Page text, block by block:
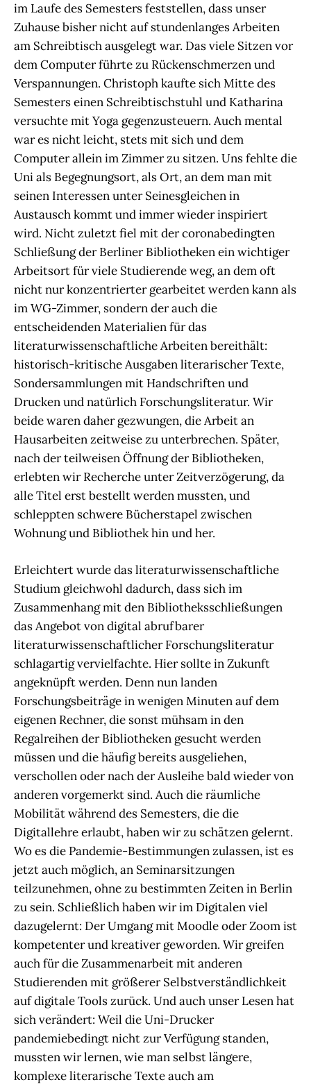
im Laufe des Semesters feststellen, dass unser
Zuhause bisher nicht auf stundenlanges Arbeiten
am Schreibtisch ausgelegt war. Das viele Sitzen vor
dem Computer führte zu Rückenschmerzen und
Verspannungen. Christoph kaufte sich Mitte des
Semesters einen Schreibtischstuhl und Katharina
versuchte mit Yoga gegenzusteuern. Auch mental
war es nicht leicht, stets mit sich und dem
Computer allein im Zimmer zu sitzen. Uns fehlte die
Uni als Begegnungsort, als Ort, an dem man mit
seinen Interessen unter Seinesgleichen in
Austausch kommt und immer wieder inspiriert
wird. Nicht zuletzt fiel mit der coronabedingten
Schließung der Berliner Bibliotheken ein wichtiger
Arbeitsort für viele Studierende weg, an dem oft
nicht nur konzentrierter gearbeitet werden kann als
im WG-Zimmer, sondern der auch die
entscheidenden Materialien für das
literaturwissenschaftliche Arbeiten bereithält:
historisch-kritische Ausgaben literarischer Texte,
Sondersammlungen mit Handschriften und
Drucken und natürlich Forschungsliteratur. Wir
beide waren daher gezwungen, die Arbeit an
Hausarbeiten zeitweise zu unterbrechen. Später,
nach der teilweisen Öffnung der Bibliotheken,
erlebten wir Recherche unter Zeitverzögerung, da
alle Titel erst bestellt werden mussten, und
schleppten schwere Bücherstapel zwischen
Wohnung und Bibliothek hin und her.
Erleichtert wurde das literaturwissenschaftliche
Studium gleichwohl dadurch, dass sich im
Zusammenhang mit den Bibliotheksschließungen
das Angebot von digital abrufbarer
literaturwissenschaftlicher Forschungsliteratur
schlagartig vervielfachte. Hier sollte in Zukunft
angeknüpft werden. Denn nun landen
Forschungsbeiträge in wenigen Minuten auf dem
eigenen Rechner, die sonst mühsam in den
Regalreihen der Bibliotheken gesucht werden
müssen und die häufig bereits ausgeliehen,
verschollen oder nach der Ausleihe bald wieder von
anderen vorgemerkt sind. Auch die räumliche
Mobilität während des Semesters, die die
Digitallehre erlaubt, haben wir zu schätzen gelernt.
Wo es die Pandemie-Bestimmungen zulassen, ist es
jetzt auch möglich, an Seminarsitzungen
teilzunehmen, ohne zu bestimmten Zeiten in Berlin
zu sein. Schließlich haben wir im Digitalen viel
dazugelernt: Der Umgang mit Moodle oder Zoom ist
kompetenter und kreativer geworden. Wir greifen
auch für die Zusammenarbeit mit anderen
Studierenden mit größerer Selbstverständlichkeit
auf digitale Tools zurück. Und auch unser Lesen hat
sich verändert: Weil die Uni-Drucker
pandemiebedingt nicht zur Verfügung standen,
mussten wir lernen, wie man selbst längere,
komplexe literarische Texte auch am